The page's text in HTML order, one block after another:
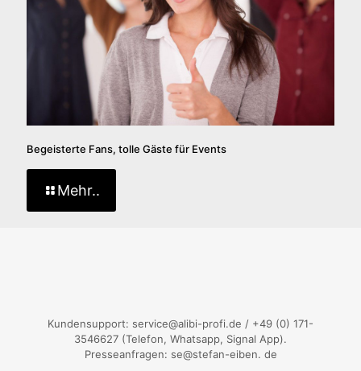
Begeisterte Fans, tolle Gäste für Events
Mehr..
Kundensupport: service@alibi-profi.de / +49 (0) 171-
3546627 (Telefon, Whatsapp, Signal App).
Presseanfragen: se@stefan-eiben. de